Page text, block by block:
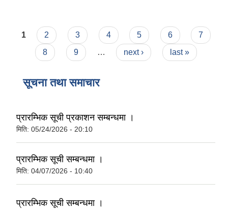
Pages
1 2 3 4 5 6
7
8
9 … next › last »
सूचना तथा समाचार
प्रारम्भिक सूची प्रकाशन सम्बन्धमा ।
मिति: 05/24/2026 - 20:10
प्रारम्भिक सूची सम्बन्धमा ।
मिति: 04/07/2026 - 10:40
प्रारम्भिक सूची सम्बन्धमा ।